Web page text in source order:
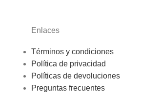
Enlaces
Términos y condiciones
Política de privacidad
Políticas de devoluciones
Preguntas frecuentes